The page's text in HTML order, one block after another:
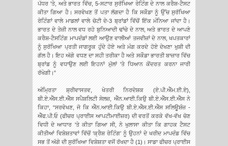
ਪੱਧਰ 'ਤੇ, ਅਤੇ ਭਾਰਤ ਵਿੱਚ, 5-ਸਟਾਰ ਸੁਰੱਖਿਆ ਰੇਟਿੰਗ ਦੇ ਨਾਲ ਕਰੈਸ਼-ਟੈਸਟ
ਕੀਤਾ ਗਿਆ ਹੈ। ਸਰਵੇਖਣ ਤੋਂ ਪਤਾ ਲੱਗਦਾ ਹੈ ਕਿ ਸਕੌਡਾ ਨੂੰ ਉੱਚ ਸੁਰੱਖਿਆ
ਰੇਟਿੰਗਾਂ ਵਾਲੇ ਮਾਡਲਾਂ ਵਾਲੇ ਚੋਟੀ ਦੇ-3 ਬ੍ਰਾਂਡਾਂ ਵਿੱਚੋਂ ਇੱਕ ਮੰਨਿਆ ਜਾਂਦਾ ਹੈ।
ਭਾਰਤ ਦੇ ਤੇਜ਼ੀ ਨਾਲ ਵਧ ਰਹੇ ਬੁਨਿਆਦੀ ਢਾਂਚੇ ਦੇ ਨਾਲ, ਅਤੇ ਭਾਰਤ ਦੇ ਆਪਣੇ
ਕਰੈਸ਼-ਟੈਸਟਿੰਗ ਮਾਪਦੰਡਾਂ ਲਈ ਆਉਣ ਵਾਲੀਆਂ ਤਜਵੀਜ਼ਾਂ ਦੇ ਨਾਲ, ਖਪਤਕਾਰਾਂ
ਨੂੰ ਸੁਰੱਖਿਆ ਪ੍ਰਤੀ ਜਾਗਰੂਕ ਹੁੰਦੇ ਹੋਏ ਅਤੇ ਮੰਗ ਕਰਦੇ ਹੋਏ ਦੇਖਣਾ ਖੁਸ਼ੀ ਦੀ
ਗੱਲ ਹੈ। ਇਹ ਅੱਗੇ ਵਧਣ ਦਾ ਸਹੀ ਤਰੀਕਾ ਹੈ ਅਤੇ ਸਕੌਡਾ ਭਾਰਤੀ ਬਾਜ਼ਾਰ ਵਿੱਚ
ਬ੍ਰਾਂਡ ਨੂੰ ਵਧਾਉਣ ਲਈ ਇਹਨਾਂ ਮੁੱਲਾਂ 'ਤੇ ਧਿਆਨ ਕੇਂਦਰਤ ਕਰਨਾ ਜਾਰੀ
ਰੱਖੇਗੀ।”
ਅੰਮ੍ਰਿਤਾ ਸ਼੍ਰੀਵਾਸਤਵ, ਖੇਤਰੀ ਨਿਰਦੇਸ਼ਕ (ਏ.ਪੀ.ਐੱਮ.ਈ.ਏ),
ਬੀ.ਏ.ਐੱਸ.ਈ.ਐੱਸ ਸਪੈਸ਼ਲਿਟੀ ਸੇਲਜ਼, ਐੱਨ.ਆਈ.ਕਿਉ ਬੀ.ਏ.ਐੱਸ.ਈ.ਐੱਸ ਨੇ
ਕਿਹਾ, “ਸਰਵੇਖਣ, ਜੋ ਕਿ ਐੱਨ.ਆਈ.ਕਿਉ ਬੀ.ਏ.ਐੱਸ.ਈ.ਐੱਸ ਸਲਿਊਸ਼ੰਜ਼ -
ਐੱਫ.ਪੀ.ਓ (ਫੀਚਰ ਪ੍ਰਾਈਸ ਆਪਟੀਮਾਈਜ਼ਰ) ਦੀ ਵਰਤੋਂ ਕਰਕੇ ਵੱਖ-ਵੱਖ ਚੋਣ
ਵਿਧੀ ਦੇ ਆਧਾਰ 'ਤੇ ਕੀਤਾ ਗਿਆ ਸੀ, ਨੇ ਖੁਲਾਸਾ ਕੀਤਾ ਕਿ ਗਾਹਕ ਟੈਸਟ
ਕੀਤੀਆਂ ਵਿਸ਼ੇਸ਼ਤਾਵਾਂ ਵਿੱਚੋਂ ‘ਕ੍ਰੈਸ਼ ਰੇਟਿੰਗ’ ਨੂੰ ਉਹਨਾਂ ਦੇ ਖਰੀਦ ਮਾਪਦੰਡ ਵਿੱਚ
ਸਭ ਤੋਂ ਅੱਗੇ ਦੀ ਸੁਰੱਖਿਆ ਵਿਸ਼ੇਸ਼ਤਾ ਵਜੋਂ ਰੱਖਦਾ ਹੈ (1)। ਸਾਡਾ ਫੀਚਰ ਪ੍ਰਾਈਸ